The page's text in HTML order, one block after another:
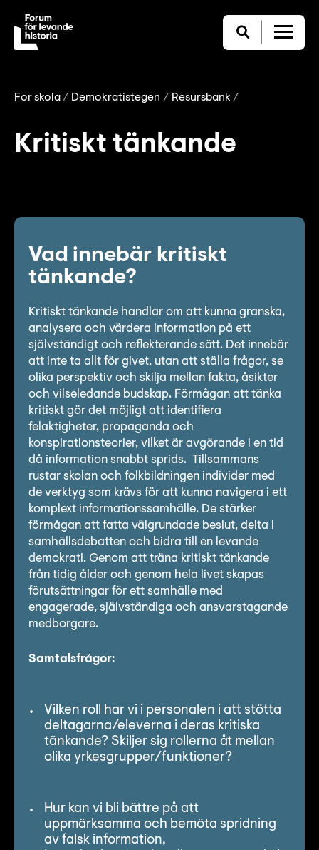
För skola Demokratistegen Resursbank
Kritiskt tänkande
Vad innebär kritiskt
tänkande?
Kritiskt tänkande handlar om att kunna granska,
analysera och värdera information på ett
självständigt och reflekterande sätt. Det innebär
att inte ta allt för givet, utan att ställa frågor, se
olika perspektiv och skilja mellan fakta, åsikter
och vilseledande budskap. Förmågan att tänka
kritiskt gör det möjligt att identifiera
felaktigheter, propaganda och
konspirationsteorier, vilket är avgörande i en tid
då information snabbt sprids. Tillsammans
rustar skolan och folkbildningen individer med
de verktyg som krävs för att kunna navigera i ett
komplext informationssamhälle. De stärker
förmågan att fatta välgrundade beslut, delta i
samhällsdebatten och bidra till en levande
demokrati. Genom att träna kritiskt tänkande
från tidig ålder och genom hela livet skapas
förutsättningar för ett samhälle med
engagerade, självständiga och ansvarstagande
medborgare.
Samtalsfrågor:
Vilken roll har vi i personalen i att stötta
deltagarna/eleverna i deras kritiska
tänkande? Skiljer sig rollerna åt mellan
olika yrkesgrupper/funktioner?
Hur kan vi bli bättre på att
uppmärksamma och bemöta spridning
av falsk information,